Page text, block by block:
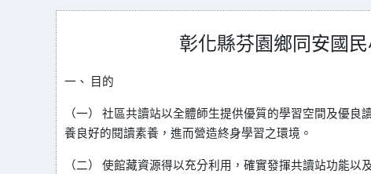
彰化縣芬園鄉同安國
一、 目的
（一） 社區共讀站以全體師生提供優質的學習空間及優
養良好的閱讀素養，進而營造終身學習之環境。
（二） 使館藏資源得以充分利用，確實發揮共讀站功能